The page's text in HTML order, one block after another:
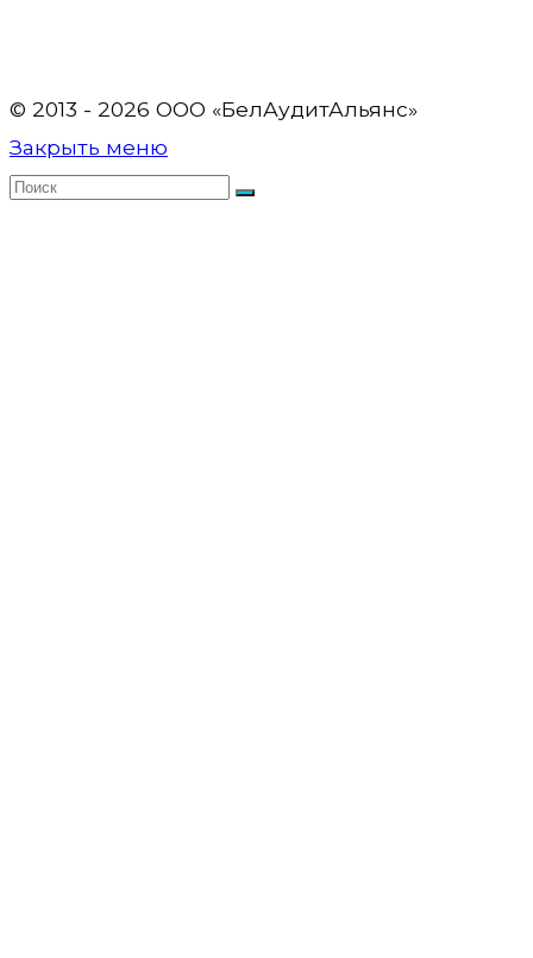
© 2013 - 2026 OOO «БелАудитАльянс»
Закрыть меню